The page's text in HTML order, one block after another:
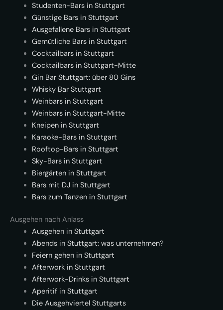
Studenten-Bars in Stuttgart
Günstige Bars in Stuttgart
Ausgefallene Bars in Stuttgart
Gemütliche Bars in Stuttgart
Cocktailbars in Stuttgart
Cocktailbars in Stuttgart-Mitte
Gin Bar Stuttgart: über 80 Gins
Whisky Bar Stuttgart
Weinbars in Stuttgart
Weinbars in Stuttgart-Mitte
Kneipen in Stuttgart
Karaoke-Bars in Stuttgart
Rooftop-Bars in Stuttgart
Sky-Bars in Stuttgart
Biergärten in Stuttgart
Bars mit DJ in Stuttgart
Bars zum Tanzen in Stuttgart
Ausgehen nach Anlass
Ausgehen in Stuttgart
Abends in Stuttgart: was unternehmen?
Feiern gehen in Stuttgart
Afterwork in Stuttgart
Afterwork-Drinks in Stuttgart
Aperitif in Stuttgart
Die Ausgehviertel Stuttgarts